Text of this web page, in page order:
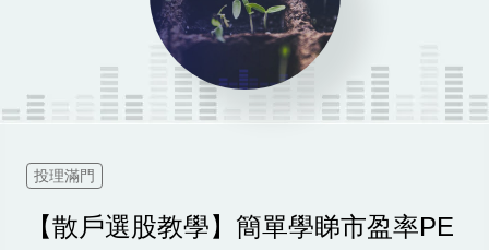
財
科
場
投理滿門
【散戶選股教學】簡單學睇市盈率PE